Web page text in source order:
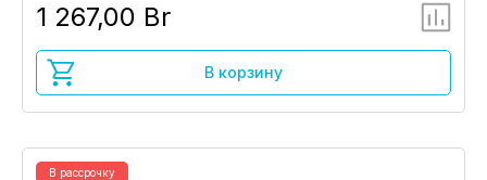
1 267,00 Br
В корзину
В рассрочку